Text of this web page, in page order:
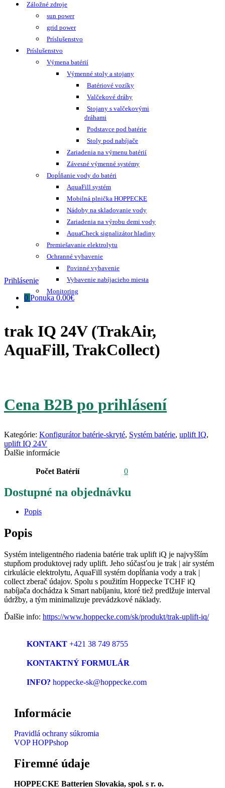
Záložné zdroje
sun power
grid power
Príslušenstvo
Príslušenstvo
Výmena batérií
Výmenné stoly a stojany
Batériové vozíky
Valčekové dráhy
Stojany s valčekovými
dráhami
Podstavce pod batérie
Stoly pod nabíjače
Zariadenia na výmenu batérií
Závesné výmenné systémy
Dopĺňanie vody do batéri
AquaFill systém
Mobilná plnička HOPPECKE
Nádoby na skladovanie vody
Zariadenia na výrobu demi vody
AquaCheck signalizátor hladiny
Premiešavanie elektrolytu
Ochranné vybavenie
Povinné vybavenie
Vybavenie nabíjacieho miesta
Monitoring
Prihlásenie
0 Ponuka 0.00€
trak IQ 24V (TrakAir,
AquaFill, TrakCollect)
Cena B2B po prihlásení
Kategórie: Konfigurátor batérie-skryté, Systém batérie, uplift IQ,
uplift IQ 24V
Ďalšie informácie
Počet Batérií 0
Dostupné na objednávku
Popis
Popis
Systém inteligentného riadenia batérie trak uplift iQ je najvyšším
stupňom produktovej rady uplift. Jeho súčasťou je trak | air systém
cirkulácie elektrolytu, AquaFill systém dopĺňania vody a trak |
collect zberač údajov. Spolu s použitím Hoppecke TCHF iQ
nabíjača dochádza k Smart nabíjaniu, ktoré tiež predlžuje interval
údržby, a tým minimalizuje prevádzkové náklady.
Ďalšie info: https://www.hoppecke.com/sk/produkt/trak-uplift-iq/
KONTAKT +421 38 749 8755
KONTAKTNÝ FORMULÁR
INFO? hoppecke-sk@hoppecke.com
Informácie
Pravidlá ochrany súkromia
VOP HOPPshop
Firemné údaje
HOPPECKE Batterien Slovakia, spol. s r. o.